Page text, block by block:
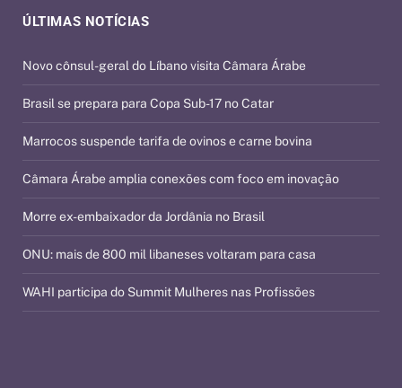
ÚLTIMAS NOTÍCIAS
Novo cônsul-geral do Líbano visita Câmara Árabe
Brasil se prepara para Copa Sub-17 no Catar
Marrocos suspende tarifa de ovinos e carne bovina
Câmara Árabe amplia conexões com foco em inovação
Morre ex-embaixador da Jordânia no Brasil
ONU: mais de 800 mil libaneses voltaram para casa
WAHI participa do Summit Mulheres nas Profissões